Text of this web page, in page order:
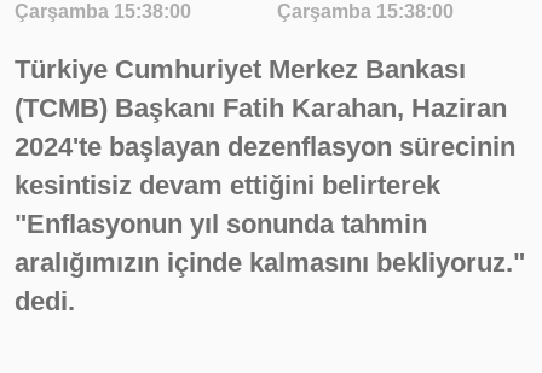
Çarşamba 15:38:00
Çarşamba 15:38:00
Türkiye Cumhuriyet Merkez Bankası
(TCMB) Başkanı Fatih Karahan, Haziran
2024'te başlayan dezenflasyon sürecinin
kesintisiz devam ettiğini belirterek
"Enflasyonun yıl sonunda tahmin
aralığımızın içinde kalmasını bekliyoruz."
dedi.